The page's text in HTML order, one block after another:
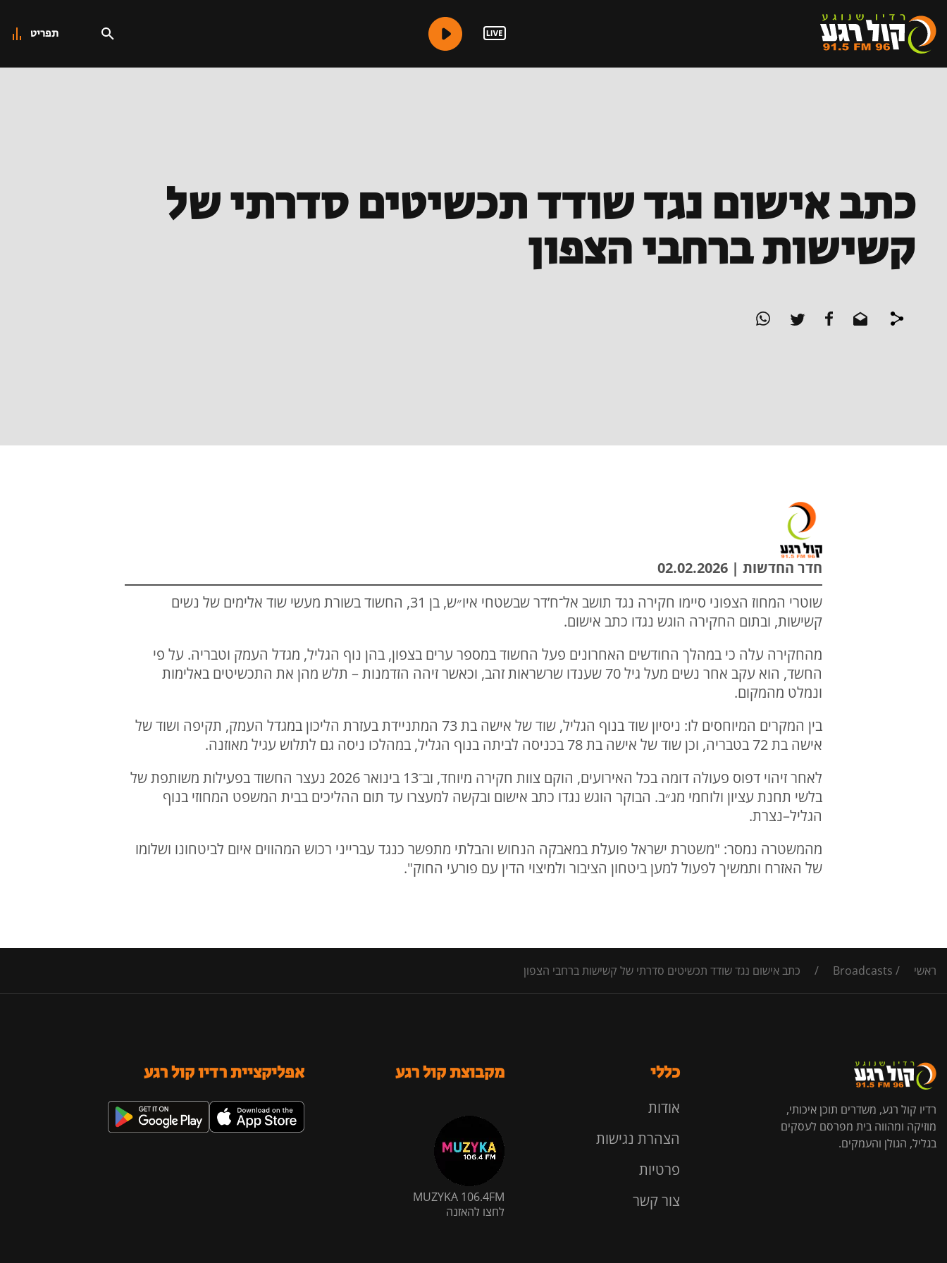
תפריט
כתב אישום נגד שודד תכשיטים סדרתי של
קשישות ברחבי הצפון
חדר החדשות | 02.02.2026
שוטרי המחוז הצפוני סיימו חקירה נגד תושב אל־ח’דר שבשטחי איו״ש, בן 31, החשוד בשורת מעשי שוד אלימים של נשים
קשישות, ובתום החקירה הוגש נגדו כתב אישום.
מהחקירה עלה כי במהלך החודשים האחרונים פעל החשוד במספר ערים בצפון, בהן נוף הגליל, מגדל העמק וטבריה. על פי
החשד, הוא עקב אחר נשים מעל גיל 70 שענדו שרשראות זהב, וכאשר זיהה הזדמנות – תלש מהן את התכשיטים באלימות
ונמלט מהמקום.
בין המקרים המיוחסים לו: ניסיון שוד בנוף הגליל, שוד של אישה בת 73 המתניידת בעזרת הליכון במגדל העמק, תקיפה ושוד של
אישה בת 72 בטבריה, וכן שוד של אישה בת 78 בכניסה לביתה בנוף הגליל, במהלכו ניסה גם לתלוש עגיל מאוזנה.
לאחר זיהוי דפוס פעולה דומה בכל האירועים, הוקם צוות חקירה מיוחד, וב־13 בינואר 2026 נעצר החשוד בפעילות משותפת של
בלשי תחנת עציון ולוחמי מג״ב. הבוקר הוגש נגדו כתב אישום ובקשה למעצרו עד תום ההליכים בבית המשפט המחוזי בנוף
הגליל–נצרת.
מהמשטרה נמסר: "משטרת ישראל פועלת במאבקה הנחוש והבלתי מתפשר כנגד עברייני רכוש המהווים איום לביטחונו ושלומו
של האזרח ותמשיך לפעול למען ביטחון הציבור ולמיצוי הדין עם פורעי החוק".
ראשי /
Broadcasts
/ כתב אישום נגד שודד תכשיטים סדרתי של קשישות ברחבי הצפון
רדיו קול רגע, משדרים תוכן איכותי,
מוזיקה ומהווה בית מפרסם לעסקים
בגליל, הגולן והעמקים.
כללי
אודות
הצהרת נגישות
פרטיות
צור קשר
מקבוצת קול רגע
MUZYKA 106.4FM
לחצו להאזנה
אפליקציית רדיו קול רגע